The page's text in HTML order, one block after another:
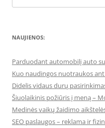
for:
NAUJIENOS:
Parduodant automobilį auto
Kuo naudingos nuotraukos
Didelis vidaus durų
Šiuolaikinis požiūris į meną –
Medinės vaikų žaidimo
SEO paslaugos – reklama ir